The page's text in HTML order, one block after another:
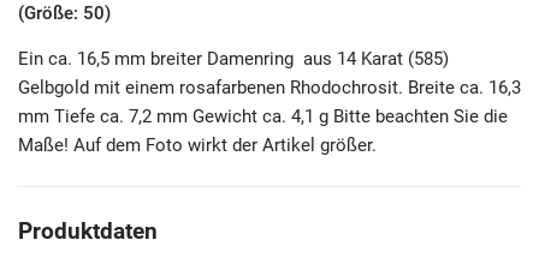
(Größe: 50)
Ein ca. 16,5 mm breiter Damenring aus 14 Karat (585)
Gelbgold mit einem rosafarbenen Rhodochrosit. Breite ca. 16,3
mm Tiefe ca. 7,2 mm Gewicht ca. 4,1 g Bitte beachten Sie die
Maße! Auf dem Foto wirkt der Artikel größer.
Produktdaten